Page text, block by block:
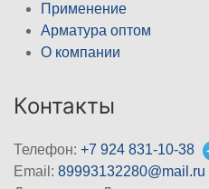
Применение
Арматура оптом
О компании
Контакты
Телефон: +7 924 831-10-38
Email: 89993132280@mail.ru